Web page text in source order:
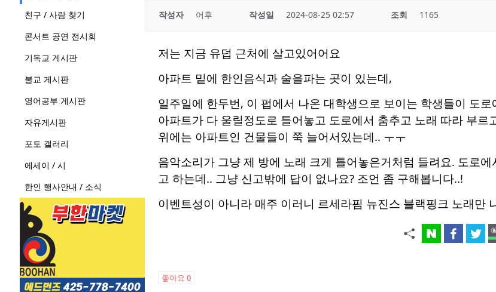
친구 / 사람 찾기
콘서트 공연 전시회
기독교 게시판
불교 게시판
영어공부 게시판
자유게시판
포토 갤러리
에세이 / 시
한인 행사안내 / 소식
작성자 어후 작성일 2024-08-25 02:57 조회 1165
저는 지금 유덥 근처에 살고있어어요
아파트 밑에 한인음식과 술을파는 곳이 있는데,
일주일에 한두번, 이 펍에서 나온 대학생으로 보이는 학생들이 도
아파트가 다 울릴정도로 틀어놓고 도로에서 춤추고 노래 따라 부
위에는 아파트인 건물들이 쭉 늘어서있는데.. ㅜㅜ
음악소리가 그냥 제 방에 노래 크게 틀어놓은거처럼 들려요. 도로
고 하는데.. 그냥 신고밖에 답이 없나요? 조언 좀 구해봅니다..!
이벤트성이 아니라 매주 이러니 르세라핌 뉴진스 블랙핑크 노래만
좋아요 0